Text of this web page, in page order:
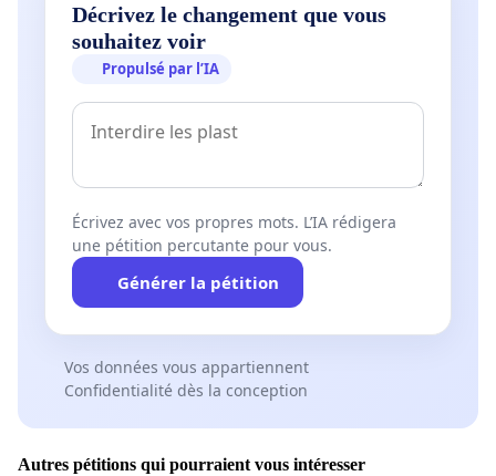
Décrivez le changement que vous
souhaitez voir
Propulsé par l’IA
Écrivez avec vos propres mots. L’IA rédigera
une pétition percutante pour vous.
Générer la pétition
Vos données vous appartiennent
Confidentialité dès la conception
Autres pétitions qui pourraient vous intéresser